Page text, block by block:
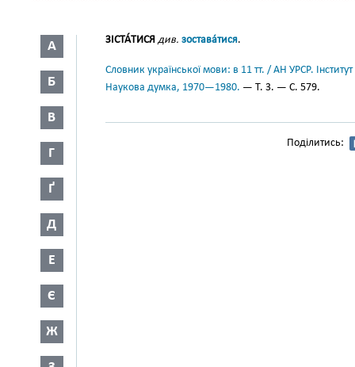
А
Б
В
Г
Ґ
Д
Е
Є
Ж
ЗІСТА́ТИСЯ див. зостава́тися.
Словник української мови: в 11 тт. / АН УРСР.
Наукова думка, 1970—1980. — Т. 3. — С. 579.
Поділитись: